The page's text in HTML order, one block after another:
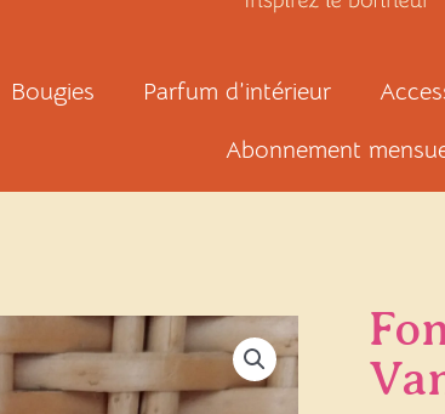
Bougies Parfum d’intérieur
Abonnement